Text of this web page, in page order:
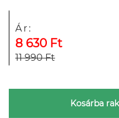
Ár:
8 630 Ft
11 990 Ft
Kosárba